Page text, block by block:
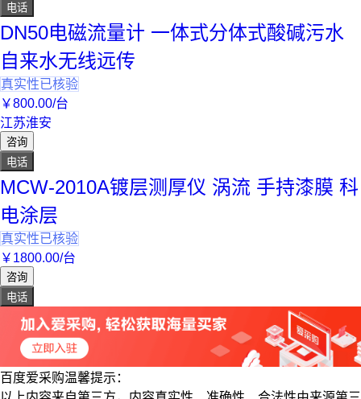
电话
DN50电磁流量计 一体式分体式酸碱污水
自来水无线远传
真实性已核验
￥800.00/台
江苏淮安
咨询
电话
MCW-2010A镀层测厚仪 涡流 手持漆膜 科
电涂层
真实性已核验
￥ 1800.00/台
咨询
电话
百度爱采购温馨提示：